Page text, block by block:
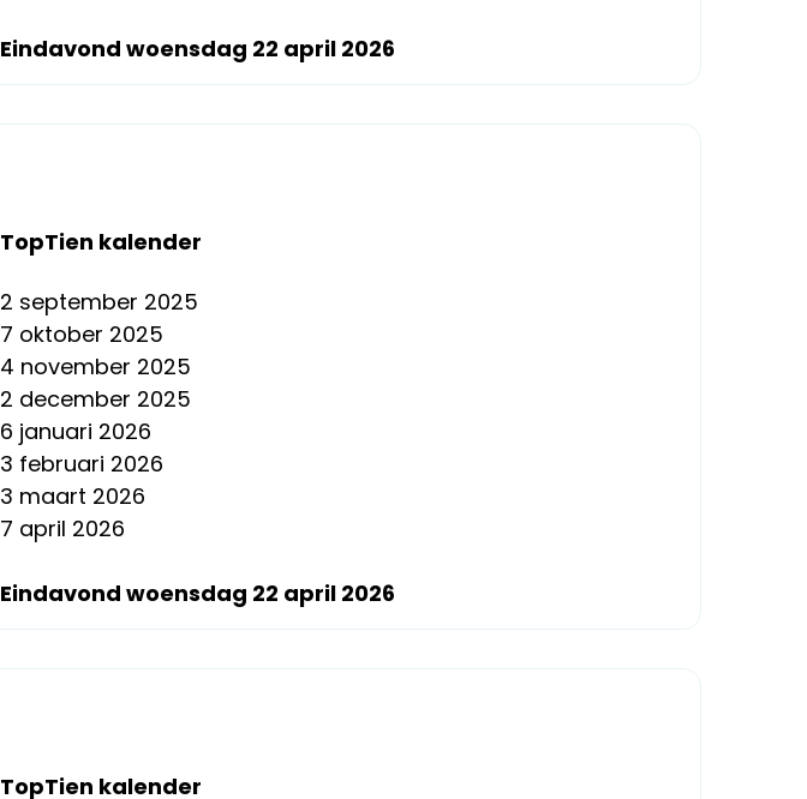
Eindavond woensdag 22 april 2026
TopTien kalender
2 september 2025
7 oktober 2025
4 november 2025
2 december 2025
6 januari 2026
3 februari 2026
3 maart 2026
7 april 2026
Eindavond woensdag 22 april 2026
TopTien kalender